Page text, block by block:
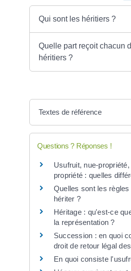
Qui sont les héritiers ?
Quelle part reçoit chacun
héritiers ?
Textes de référence
Questions ? Réponses !
Usufruit, nue-propriété,
propriété : quelles
Quelles sont les règles
hériter ?
Héritage : qu'est-ce
la représentation ?
Succession : en quoi
droit de retour légal
En quoi consiste